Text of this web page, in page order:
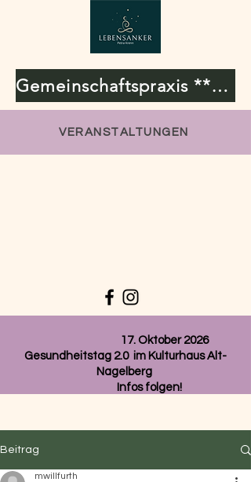
Gemeinschaftspraxis **Lebensanker & Bioresonanz**
VERANSTALTUNGEN
17. Oktober 2026
Gesundheitstag 2.0 im Kulturhaus Alt-
Nagelberg
Infos folgen!
Beitrag
mwillfurth